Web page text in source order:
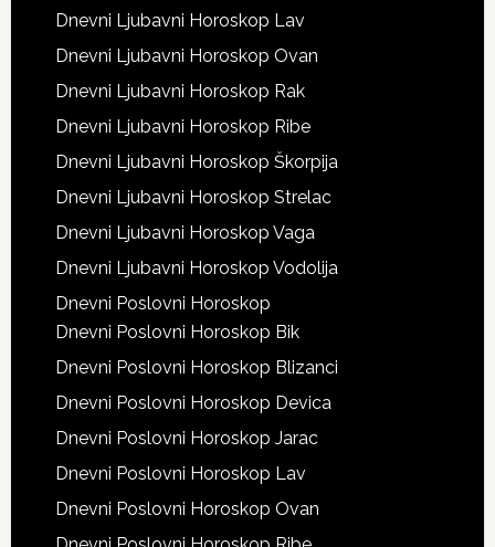
Dnevni Ljubavni Horoskop Lav
Dnevni Ljubavni Horoskop Ovan
Dnevni Ljubavni Horoskop Rak
Dnevni Ljubavni Horoskop Ribe
Dnevni Ljubavni Horoskop Škorpija
Dnevni Ljubavni Horoskop Strelac
Dnevni Ljubavni Horoskop Vaga
Dnevni Ljubavni Horoskop Vodolija
Dnevni Poslovni Horoskop
Dnevni Poslovni Horoskop Bik
Dnevni Poslovni Horoskop Blizanci
Dnevni Poslovni Horoskop Devica
Dnevni Poslovni Horoskop Jarac
Dnevni Poslovni Horoskop Lav
Dnevni Poslovni Horoskop Ovan